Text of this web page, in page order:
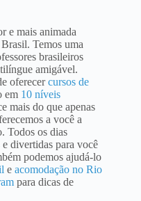
e mais animada
Temos uma
brasileiros
amigável.
oferecercursos de
em 10 níveis
mais do que apenas
a você a
Todos os dias
e divertidas para você
podemos ajudá-lo
e acomodação no Rio
para dicas de